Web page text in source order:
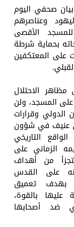
بيان صحفي اليوم
وعناصرهم
للمسجد الأقصى
بحماية شرطة
على المعتكفين
الاحتلال
المسجد، ولن
الدولي وقرارات
عنيف في شؤون
التاريخي
الزماني على
من أهداف
على القدس
بهدف تعميق
عليها بالقوة،
ضد أصحابها